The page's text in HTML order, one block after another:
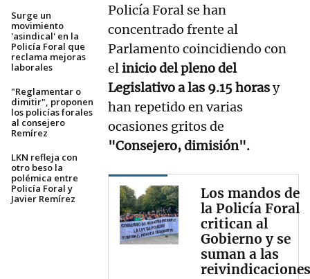
Surge un
movimiento
'asindical' en la
Policía Foral que
reclama mejoras
laborales
"Reglamentar o
dimitir", proponen
los policías forales
al consejero
Remírez
LKN refleja con
otro beso la
polémica entre
Policía Foral y
Javier Remírez
Policía Foral se han
concentrado frente al
Parlamento coincidiendo con
elinicio del pleno del
Legislativo a las 9.15 horasy
han repetido en varias
ocasiones gritos de
"Consejero, dimisión".
Los mandos de
la Policía Foral
critican al
Gobierno y se
suman a las
reivindicaciones